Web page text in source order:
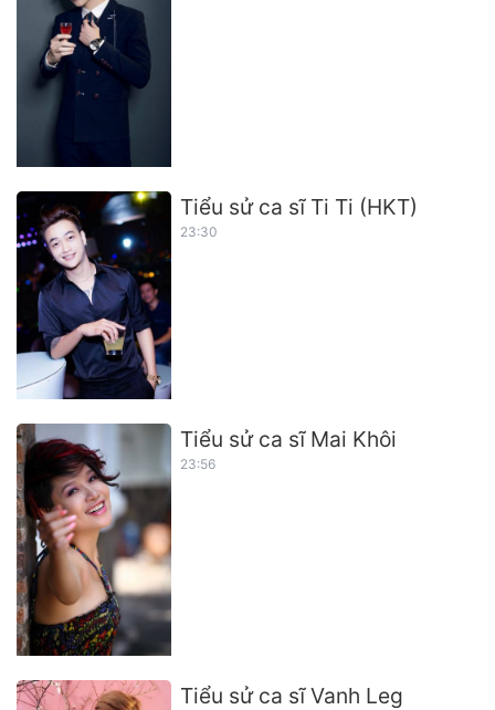
Tiểu sử ca sĩ Ti Ti (HKT)
23:30
Tiểu sử ca sĩ Mai Khôi
23:56
Tiểu sử ca sĩ Vanh Leg